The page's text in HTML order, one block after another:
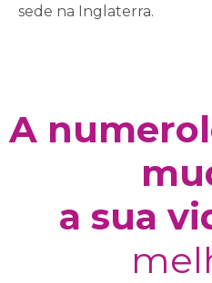
sede na Inglaterra.
A
a sua